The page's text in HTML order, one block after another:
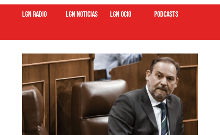
LGN Radio LGN Noticias LGN ocio podcasts